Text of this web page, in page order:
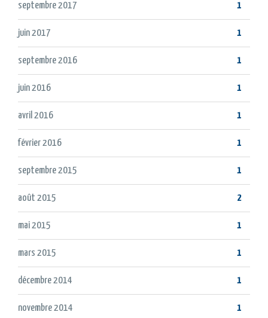
septembre 2017 1
juin 2017 1
septembre 2016 1
juin 2016 1
avril 2016 1
février 2016 1
septembre 2015 1
août 2015 2
mai 2015 1
mars 2015 1
décembre 2014 1
novembre 2014 1